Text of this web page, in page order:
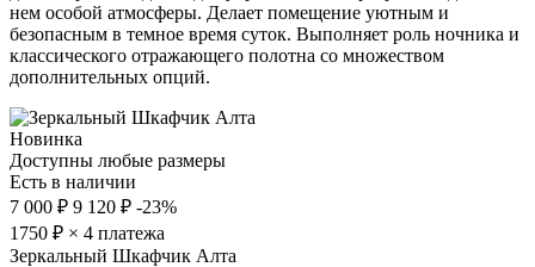
нем особой атмосферы. Делает помещение уютным и
безопасным в темное время суток. Выполняет роль ночника и
классического отражающего полотна со множеством
дополнительных опций.
Новинка
Доступны любые размеры
Есть в наличии
7 000 ₽ 9 120 ₽ -23%
1750 ₽ × 4 платежа
Зеркальный Шкафчик Алта